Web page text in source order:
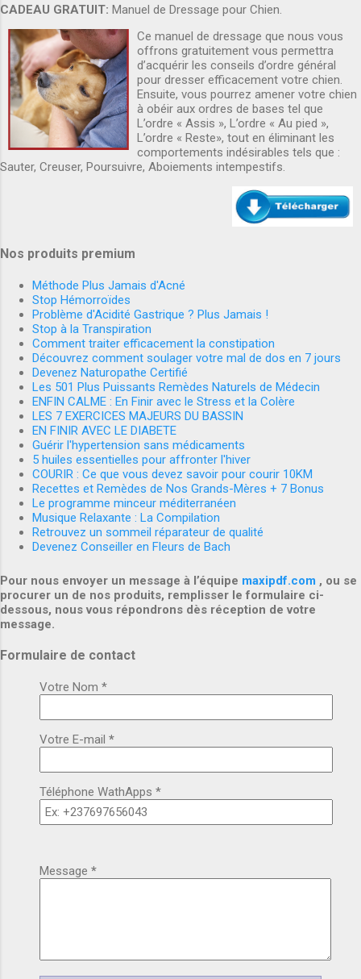
CADEAU GRATUIT: Manuel de Dressage pour Chien.
Ce manuel de dressage que nous vous
offrons gratuitement vous permettra
d’acquérir les conseils d’ordre général
pour dresser efficacement votre chien.
Ensuite, vous pourrez amener votre chien
à obéir aux ordres de bases tel que
L’ordre « Assis », L’ordre « Au pied »,
L’ordre « Reste», tout en éliminant les
comportements indésirables tels que :
Sauter, Creuser, Poursuivre, Aboiements intempestifs.
Nos produits premium
Méthode Plus Jamais d'Acné
Stop Hémorroïdes
Problème d'Acidité Gastrique ? Plus Jamais !
Stop à la Transpiration
Comment traiter efficacement la constipation
Découvrez comment soulager votre mal de dos en 7 jours
Devenez Naturopathe Certifié
Les 501 Plus Puissants Remèdes Naturels de Médecin
ENFIN CALME : En Finir avec le Stress et la Colère
LES 7 EXERCICES MAJEURS DU BASSIN
EN FINIR AVEC LE DIABETE
Guérir l'hypertension sans médicaments
5 huiles essentielles pour affronter l'hiver
COURIR : Ce que vous devez savoir pour courir 10KM
Recettes et Remèdes de Nos Grands-Mères + 7 Bonus
Le programme minceur méditerranéen
Musique Relaxante : La Compilation
Retrouvez un sommeil réparateur de qualité
Devenez Conseiller en Fleurs de Bach
Pour nous envoyer un message à l’équipe maxipdf.com , ou se
procurer un de nos produits, remplisser le formulaire ci-
dessous, nous vous répondrons dès réception de votre
message.
Formulaire de contact
Votre Nom *
Votre E-mail *
Téléphone WathApps *
Message *